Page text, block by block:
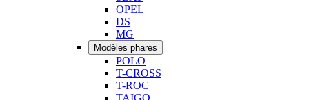
OPEL
DS
MG
Modèles phares
POLO
T-CROSS
T-ROC